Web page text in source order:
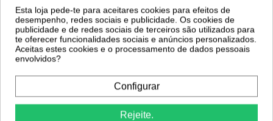
Aspirador Unhas Portátil 80w
36,99 €
-30%
Verniz Inocos Like Gel 218 Branco Gelo
2,17 €3,09 €
Esta loja pede-te para aceitares cookies para efeitos de
desempenho, redes sociais e publicidade. Os cookies de
publicidade e de redes sociais de terceiros são utilizados para
te oferecer funcionalidades sociais e anúncios personalizados.
Aceitas estes cookies e o processamento de dados pessoais
envolvidos?
Configurar
Rejeite.